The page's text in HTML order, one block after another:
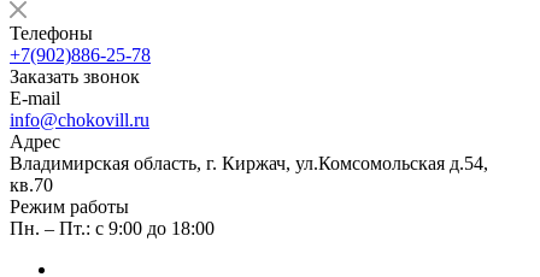
Телефоны
+7(902)886-25-78
Заказать звонок
E-mail
info@chokovill.ru
Адрес
Владимирская область, г. Киржач, ул.Комсомольская д.54,
кв.70
Режим работы
Пн. – Пт.: с 9:00 до 18:00